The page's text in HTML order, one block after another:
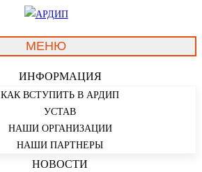
МЕНЮ
ИНФОРМАЦИЯ
КАК ВСТУПИТЬ В АРДИП
УСТАВ
НАШИ ОРГАНИЗАЦИИ
НАШИ ПАРТНЕРЫ
НОВОСТИ